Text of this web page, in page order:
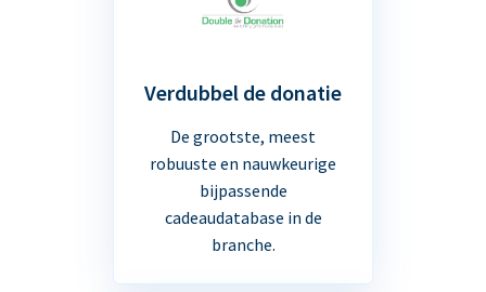
Verdubbel de donatie
De grootste, meest
robuuste en nauwkeurige
bijpassende
cadeaudatabase in de
branche.